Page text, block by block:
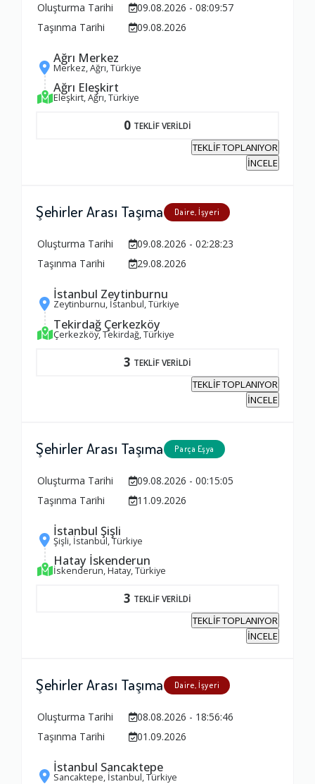
Oluşturma Tarihi
09.08.2026 - 08:09:57
Taşınma Tarihi
09.08.2026
Ağrı Merkez
Merkez, Ağrı, Türkiye
Ağrı Eleşkirt
Eleşkirt, Ağrı, Türkiye
0 TEKLİF VERİLDİ
TEKLİF TOPLANIYOR
İNCELE
Şehirler Arası Taşıma Daire, İşyeri
Oluşturma Tarihi
09.08.2026 - 02:28:23
Taşınma Tarihi
29.08.2026
İstanbul Zeytinburnu
Zeytinburnu, İstanbul, Türkiye
Tekirdağ Çerkezköy
Çerkezköy, Tekirdağ, Türkiye
3 TEKLİF VERİLDİ
TEKLİF TOPLANIYOR
İNCELE
Şehirler Arası Taşıma Parça Eşya
Oluşturma Tarihi
09.08.2026 - 00:15:05
Taşınma Tarihi
11.09.2026
İstanbul Şişli
Şişli, İstanbul, Türkiye
Hatay İskenderun
İskenderun, Hatay, Türkiye
3 TEKLİF VERİLDİ
TEKLİF TOPLANIYOR
İNCELE
Şehirler Arası Taşıma Daire, İşyeri
Oluşturma Tarihi
08.08.2026 - 18:56:46
Taşınma Tarihi
01.09.2026
İstanbul Sancaktepe
Sancaktepe, İstanbul, Türkiye
Ambalajlama Hizmeti
Firma ile İletişim
Firma Çalışanları
1.0
Fiyatlandırma Dengesi